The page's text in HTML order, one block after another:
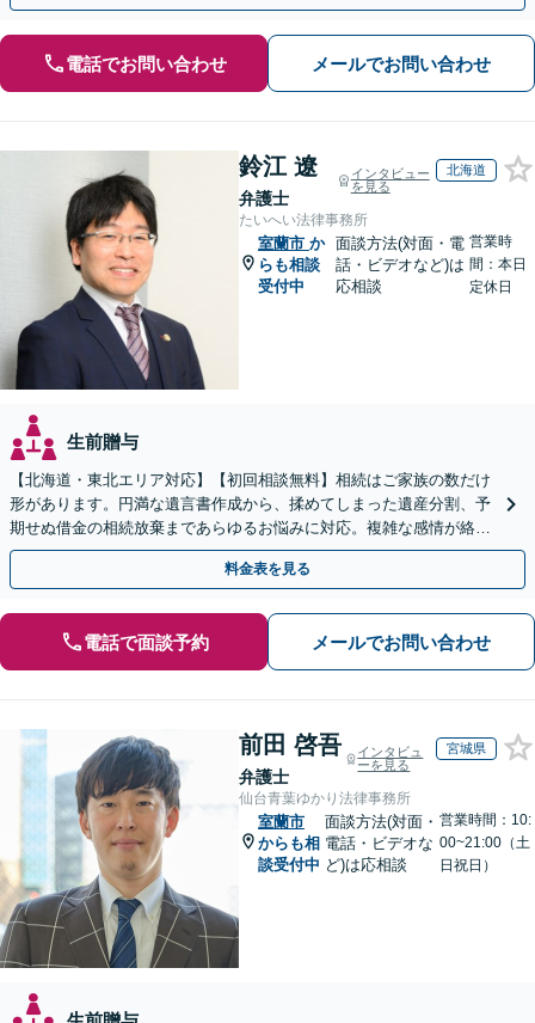
電話でお問い合わせ メールでお問い合わせ
鈴江 遼
弁護士
インタビュー
を見る
北海道
たいへい法律事務所
室蘭市 か
らも相談
受付中
面談方法(対面・電
話・ビデオなど)は
応相談
営業時
間：本日
定休日
生前贈与
【北海道・東北エリア対応】【初回相談無料】相続はご家族の数だけ
形があります。円満な遺言書作成から、揉めてしまった遺産分割、予
期せぬ借金の相続放棄まであらゆるお悩みに対応。複雑な感情が絡む
相続トラブルもまずはご相談ください。WEB面談可。
料金表を見る
電話で面談予約 メールでお問い合わせ
前田 啓吾
弁護士
インタビュ
ーを見る
宮城県
仙台青葉ゆかり法律事務所
室蘭市
からも相
談受付中
面談方法(対面・
電話・ビデオな
ど)は応相談
営業時間：10:
00~21:00（土
日祝日）